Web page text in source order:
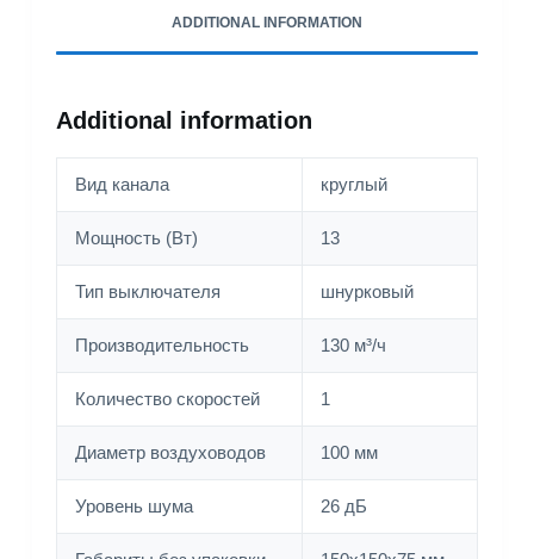
ADDITIONAL INFORMATION
Additional information
Вид канала круглый
Мощность (Вт) 13
Тип выключателя шнурковый
Производительность 130 м³/ч
Количество скоростей 1
Диаметр воздуховодов 100 мм
Уровень шума 26 дБ